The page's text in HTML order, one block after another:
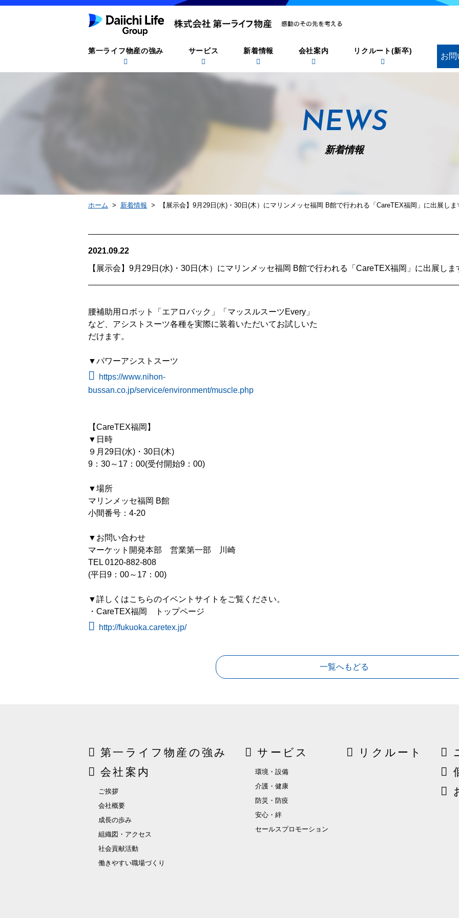
第一ライフ物産の強み サービス 新着情報 会社案内 リクルート(新卒)
お問
NEWS
新着情報
ホーム > 新着情報 > 【展示会】9月29日(水)・30日(木）にマリンメッセ福岡 B館で行われる「CareTEX福岡」に出展しま
2021.09.22
【展示会】9月29日(水)・30日(木）にマリンメッセ福岡 B館で行われる「CareTEX福岡」に出展しま
腰補助用ロボット「エアロバック」「マッスルスーツEvery」
など、アシストスーツ各種を実際に装着いただいてお試しいた
だけます。
▼パワーアシストスーツ
https://www.nihon-
bussan.co.jp/service/environment/muscle.php
【CareTEX福岡】
▼日時
９月29日(水)・30日(木)
9：30～17：00(受付開始9：00)
▼場所
マリンメッセ福岡 B館
小間番号：4‐20
▼お問い合わせ
マーケット開発本部 営業第一部 川崎
TEL 0120-882-808
(平日9：00～17：00)
▼詳しくはこちらのイベントサイトをご覧ください。
・CareTEX福岡 トップページ
http://fukuoka.caretex.jp/
一覧へもどる
第一ライフ物産の強み
会社案内
ご挨拶
会社概要
成長の歩み
組織図・アクセス
社会貢献活動
働きやすい職場づくり
サービス
環境・設備
介護・健康
防災・防疫
安心・絆
セールスプロモーション
リクルート